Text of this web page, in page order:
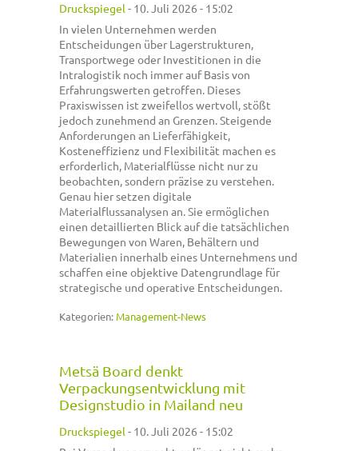
Druckspiegel - 10. Juli 2026 - 15:02
In vielen Unternehmen werden
Entscheidungen über Lagerstrukturen,
Transportwege oder Investitionen in die
Intralogistik noch immer auf Basis von
Erfahrungswerten getroffen. Dieses
Praxiswissen ist zweifellos wertvoll, stößt
jedoch zunehmend an Grenzen. Steigende
Anforderungen an Lieferfähigkeit,
Kosteneffizienz und Flexibilität machen es
erforderlich, Materialflüsse nicht nur zu
beobachten, sondern präzise zu verstehen.
Genau hier setzen digitale
Materialflussanalysen an. Sie ermöglichen
einen detaillierten Blick auf die tatsächlichen
Bewegungen von Waren, Behältern und
Materialien innerhalb eines Unternehmens und
schaffen eine objektive Datengrundlage für
strategische und operative Entscheidungen.
Kategorien: Management-News
Metsä Board denkt
Verpackungsentwicklung mit
Designstudio in Mailand neu
Druckspiegel - 10. Juli 2026 - 15:02